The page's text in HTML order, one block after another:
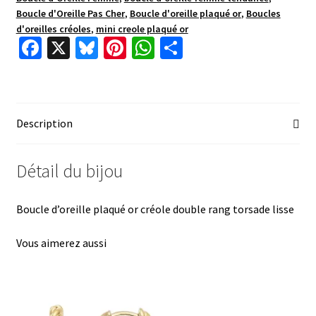
Boucle d'Oreille Pas Cher, Boucle d'oreille plaqué or, Boucles
d'oreilles créoles, mini creole plaqué or
Fa
o
o
k
X Bl Pi W P
Description
Détail du bijou
Boucle d’oreille plaqué or créole double rang torsade lisse
Vous aimerez aussi